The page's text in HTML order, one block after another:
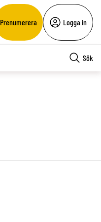
Prenumerera Logga in
Sök